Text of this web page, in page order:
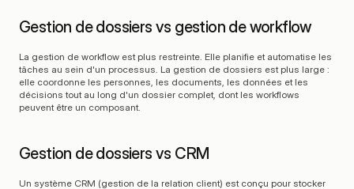
Gestion de dossiers vs gestion de workflow
La gestion de workflow est plus restreinte. Elle planifie et automatise les
tâches au sein d'un processus. La gestion de dossiers est plus large :
elle coordonne les personnes, les documents, les données et les
décisions tout au long d'un dossier complet, dont les workflows
peuvent être un composant.
Gestion de dossiers vs CRM
Un système CRM (gestion de la relation client) est conçu pour stocker